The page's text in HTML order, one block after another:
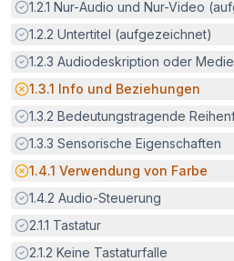
Erfüllt:
1.2.1 Nur-Audio und Nur-Video
Erfüllt:
1.2.2 Untertitel (aufgezeichnet)
Erfüllt:
1.2.3 Audiodeskription oder
Potenzielle Barriere:
1.3.1 Info und Beziehungen
Erfüllt:
1.3.2 Bedeutungstragende
Erfüllt:
1.3.3 Sensorische Eigenschaften
Potenzielle Barriere:
1.4.1 Verwendung von Farbe
Erfüllt:
1.4.2 Audio-Steuerung
Erfüllt:
2.1.1 Tastatur
Erfüllt:
2.1.2 Keine Tastaturfalle